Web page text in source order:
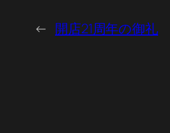
← 開店21周年の御礼